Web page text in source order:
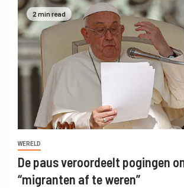
2 min read
WERELD
De paus veroordeelt pogingen
“migranten af ​​te weren”